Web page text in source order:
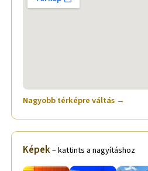
Nagyobb térképre váltás →
Képek– kattints a nagyításhoz